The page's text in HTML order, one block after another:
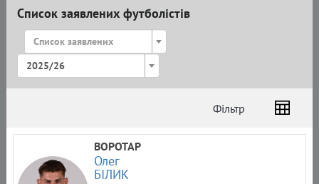
Список заявлених футболістів
Список заявлених
2025/26
Фільтр
Список
Амплуа
Громадянство
ВОРОТАР
Олег
БІЛИК